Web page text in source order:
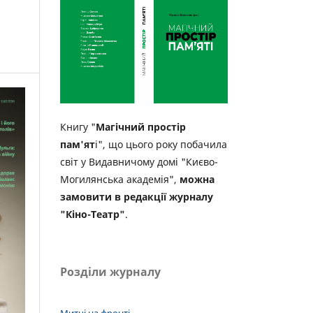
Книгу "Магічний простір
пам'яті", що цього року побачила
світ у Видавничому домі "Києво-
Могилянська академія", можна
замовити в редакції журналу
"Кіно-Театр".
Розділи журналу